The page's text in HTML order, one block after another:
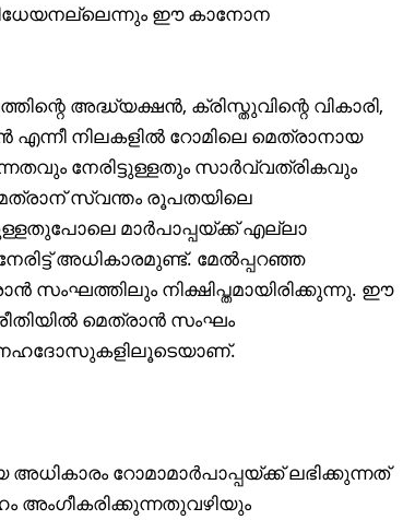
ഈ കാനോന
അദ്ധ്യക്ഷൻ, ക്രിസ്തുവിന്റെ വികാരി,
നിലകളിൽ റോമിലെ മെത്രാനായ
നേരിട്ടുള്ളതും സാർവ്വത്രികവും
സ്വന്തം രൂപതയിലെ
മാർപാപ്പയ്ക്ക് എല്ലാ
അധികാരമുണ്ട്. മേൽപ്പറഞ്ഞ
സംഘത്തിലും നിക്ഷിപ്തമായിരിക്കുന്നു. ഈ
മെത്രാൻ സംഘം
റോമാമാർപാപ്പയ്ക്ക് ലഭിക്കുന്നത്
അംഗീകരിക്കുന്നതുവഴിയും